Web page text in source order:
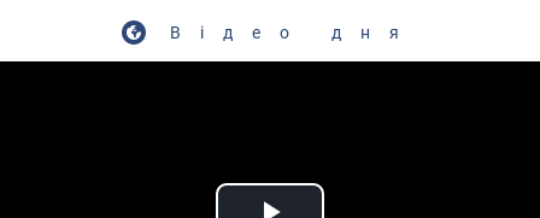
Відео дня